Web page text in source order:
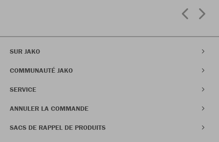
SUR JAKO
COMMUNAUTÉ JAKO
SERVICE
ANNULER LA COMMANDE
SACS DE RAPPEL DE PRODUITS